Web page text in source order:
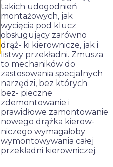
takich udogodnień
montażowych, jak
wycięcia pod klucz
obsługujący zarówno
drąż- ki kierownicze, jak i
listwy przekładni. Zmusza
to mechaników do
zastosowania specjalnych
narzędzi, bez których
bez- pieczne
zdemontowanie i
prawidłowe zamontowanie
nowego drążka kierow-
niczego wymagałoby
wymontowywania całej
przekładni kierowniczej.